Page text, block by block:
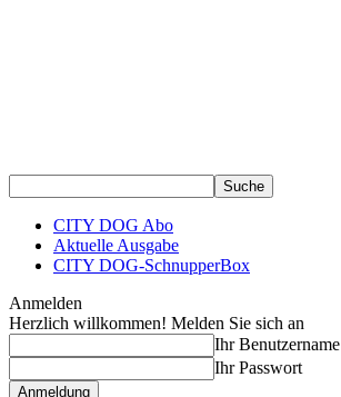
CITY DOG Abo
Aktuelle Ausgabe
CITY DOG-SchnupperBox
Anmelden
Herzlich willkommen! Melden Sie sich an
Ihr Benutzername
Ihr Passwort